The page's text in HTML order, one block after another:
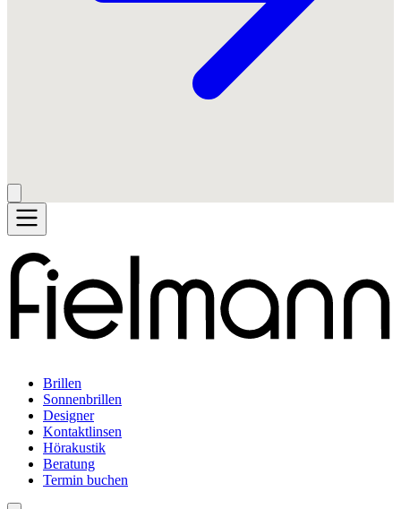
Brillen
Sonnenbrillen
Designer
Kontaktlinsen
Hörakustik
Beratung
Termin buchen